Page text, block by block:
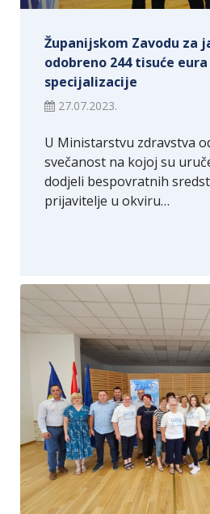
Županijskom Zavodu za
odobreno 244 tisuće
specijalizacije
27.07.2023.
U Ministarstvu zdravstva
svečanost na kojoj su
dodjeli bespovratnih
prijavitelje u okviru…